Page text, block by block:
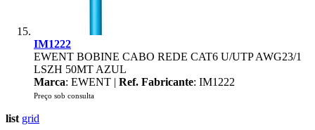
IM1222
EWENT BOBINE CABO REDE CAT6 U/UTP AWG23/1
LSZH 50MT AZUL
Marca: EWENT | Ref. Fabricante: IM1222
Preço sob consulta
list grid